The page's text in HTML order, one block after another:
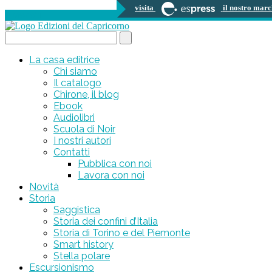
visita il nostro
La casa editrice
Chi siamo
Il catalogo
Chirone, il blog
Ebook
Audiolibri
Scuola di Noir
I nostri autori
Contatti
Pubblica con noi
Lavora con noi
Novità
Storia
Saggistica
Storia dei confini d’Italia
Storia di Torino e del Piemonte
Smart history
Stella polare
Escursionismo